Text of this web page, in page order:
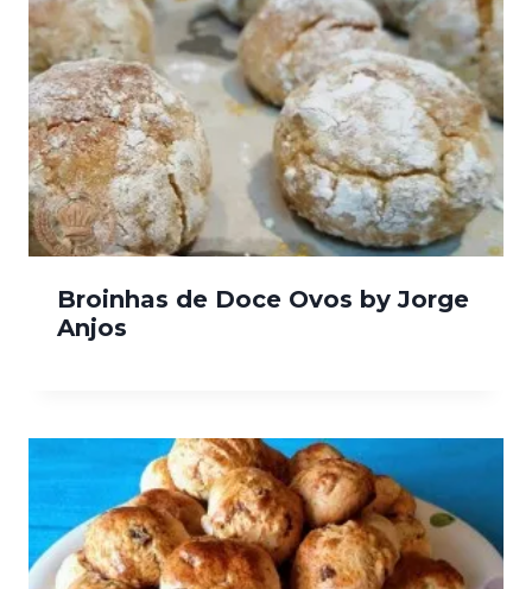
Broinhas de Doce Ovos by Jorge
Anjos